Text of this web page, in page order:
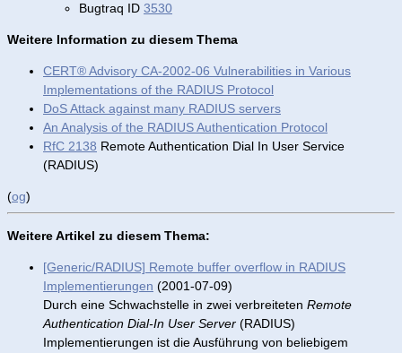
Bugtraq ID 3530
Weitere Information zu diesem Thema
CERT® Advisory CA-2002-06 Vulnerabilities in Various
Implementations of the RADIUS Protocol
DoS Attack against many RADIUS servers
An Analysis of the RADIUS Authentication Protocol
RfC 2138 Remote Authentication Dial In User Service
(RADIUS)
(og)
Weitere Artikel zu diesem Thema:
[Generic/RADIUS] Remote buffer overflow in RADIUS
Implementierungen (2001-07-09)
Durch eine Schwachstelle in zwei verbreiteten Remote
Authentication Dial-In User Server (RADIUS)
Implementierungen ist die Ausführung von beliebigem